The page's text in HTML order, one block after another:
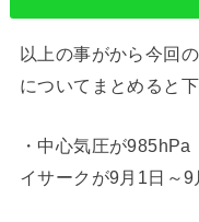
以上の事がから今回
についてまとめると
・中心気圧が
イサークが9月1日～9